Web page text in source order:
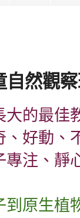
自然觀
大的最佳
、好動、
專注、靜
到原生植